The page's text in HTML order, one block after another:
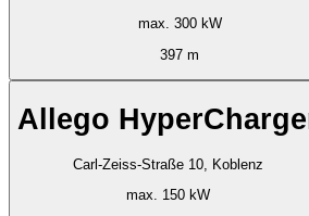
max. 300 kW
397 m
Allego
Carl-Zeiss-Straße 10, Koblenz
max. 150 kW